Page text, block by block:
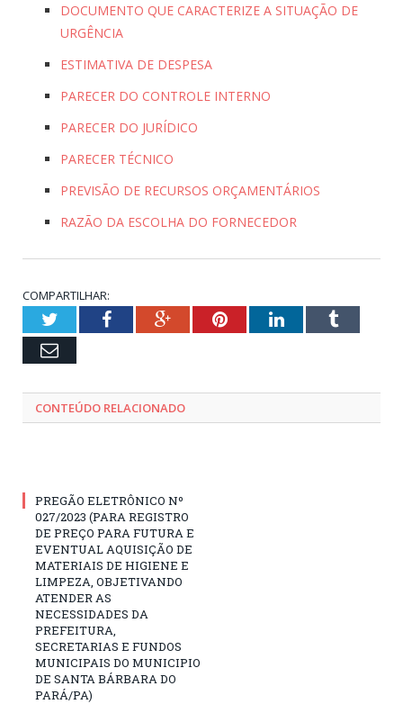
DOCUMENTO QUE CARACTERIZE A SITUAÇÃO DE
URGÊNCIA
ESTIMATIVA DE DESPESA
PARECER DO CONTROLE INTERNO
PARECER DO JURÍDICO
PARECER TÉCNICO
PREVISÃO DE RECURSOS ORÇAMENTÁRIOS
RAZÃO DA ESCOLHA DO FORNECEDOR
COMPARTILHAR:
TwitterFacebookGoogle+PinterestLinkedInTumblr
Email
CONTEÚDO RELACIONADO
PREGÃO ELETRÔNICO Nº
027/2023 (PARA REGISTRO
DE PREÇO PARA FUTURA E
EVENTUAL AQUISIÇÃO DE
MATERIAIS DE HIGIENE E
LIMPEZA, OBJETIVANDO
ATENDER AS
NECESSIDADES DA
PREFEITURA,
SECRETARIAS E FUNDOS
MUNICIPAIS DO MUNICIPIO
DE SANTA BÁRBARA DO
PARÁ/PA)